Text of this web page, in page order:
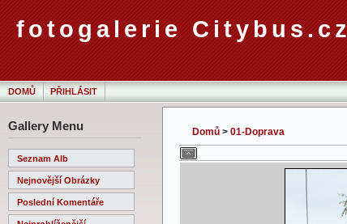
fotogalerie Citybus.cz
DOMŮ PŘIHLÁSIT
Gallery Menu
Seznam Alb
Nejnovější Obrázky
Poslední Komentáře
Domů > 01-Doprava